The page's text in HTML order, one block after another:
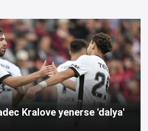
Kralove yenerse 'dalya'